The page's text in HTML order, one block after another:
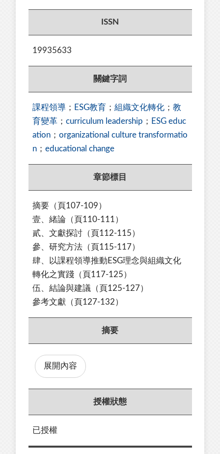
ISSN
19935633
關鍵字詞
課程領導 ； ESG教育 ； 組織文化轉化 ； 教
育變革 ； curriculum leadership ； ESG educ
ation ； organizational culture transformatio
n ； educational change
章節標目
摘要（頁107-109）
壹、緒論 （頁110-111）
貳、文獻探討 （頁112-115）
參、研究方法 （頁115-117）
肆、以課程領導推動ESG理念與組織文化
轉化之實踐 （頁117-125）
伍、 結論與建議 （頁125-127）
參考文獻（頁127-132）
摘要
展開內容
授權狀態
已授權